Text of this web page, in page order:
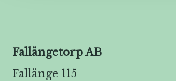
Fallängetorp AB
Fallänge 115